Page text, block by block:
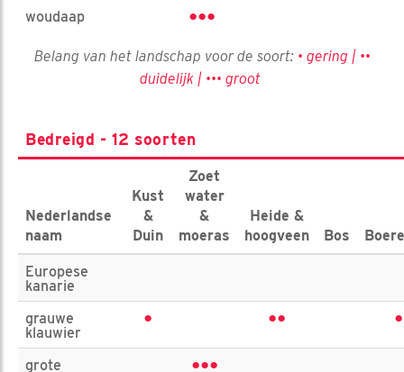
woudaap •••
Belang van het landschap voor de soort: • gering | ••
duidelijk | ••• groot
Bedreigd - 12 soorten
Nederlandse
naam
Kust
&
Duin
Zoet
water
&
moeras
Heide &
hoogveen
Bos
Europese
kanarie
grauwe
klauwier
• ••
grote
•••